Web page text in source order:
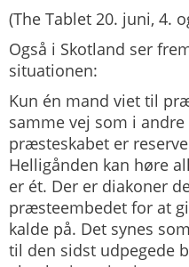
(The Tablet 20. juni, 4.
Også i Skotland ser
situationen:
Kun én mand viet til
samme vej som i
præsteskabet er
Helligånden kan høre
er ét. Der er diakoner
præsteembedet for at
kalde på. Det synes
til den sidst udpegede